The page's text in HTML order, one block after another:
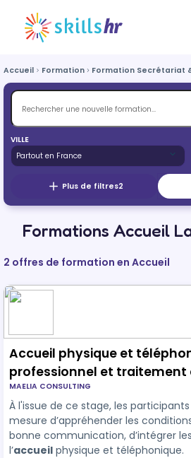
Accueil Formation Formation Secrétariat
VILLE
Plus de filtres2
Formations Accueil
2 offres de formation en Accueil
Accueil physique et
professionnel et traitement
situations délicates
MAELIA CONSULTING
À l'issue de ce stage, les
mesure d’appréhender les
bonne communication, d’intégrer
l’accueil physique et téléphonique.